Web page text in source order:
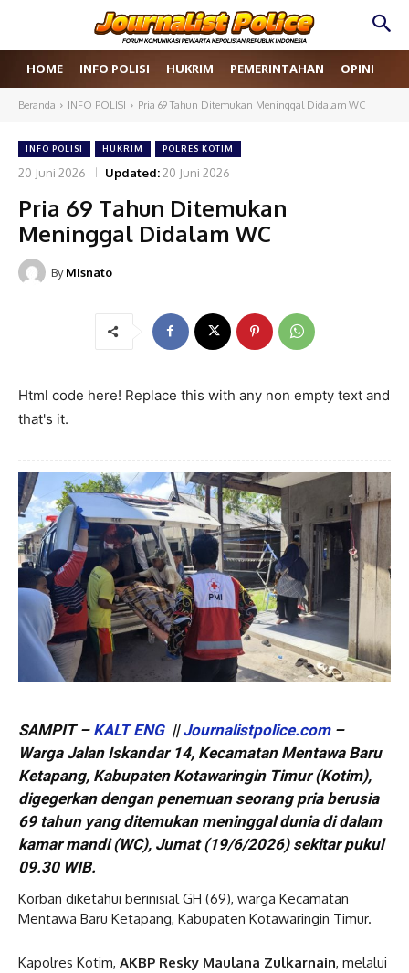
HOME INFO POLISI HUKRIM PEMERINTAHAN OPINI
Beranda INFO POLISI Pria 69 Tahun Ditemukan Meninggal Didalam WC
INFO POLISI HUKRIM POLRES KOTIM
20 Juni 2026 Updated:20 Juni 2026
Pria 69 Tahun Ditemukan
Meninggal Didalam WC
By Misnato
Html code here! Replace this with any non empty text and
that's it.
SAMPIT – KALT ENG ||Journalistpolice.com–
Warga Jalan Iskandar 14, Kecamatan Mentawa Baru
Ketapang, Kabupaten Kotawaringin Timur (Kotim),
digegerkan dengan penemuan seorang pria berusia
69 tahun yang ditemukan meninggal dunia di dalam
kamar mandi (WC), Jumat (19/6/2026) sekitar pukul
09.30 WIB.
Korban diketahui berinisial GH (69), warga Kecamatan
Mentawa Baru Ketapang, Kabupaten Kotawaringin Timur.
Kapolres Kotim, AKBP Resky Maulana Zulkarnain, melalui